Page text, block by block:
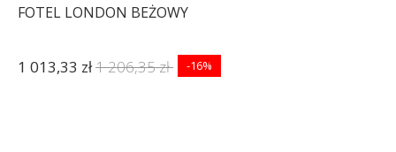
FOTEL LONDON BEŻOWY
1 013,33 zł1 206,35 zł -16%